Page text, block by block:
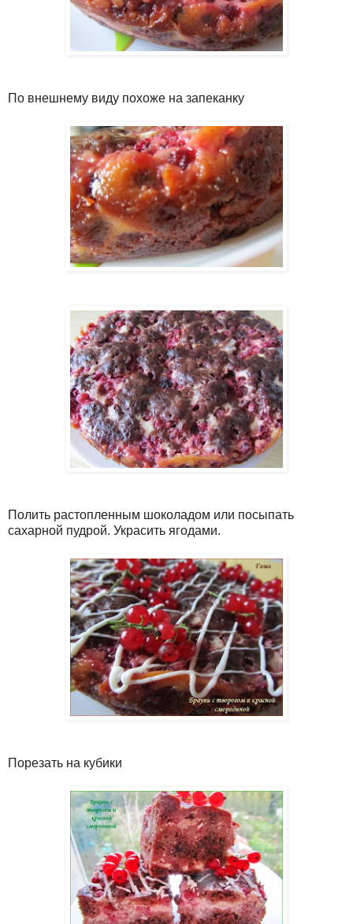
По внешнему виду похоже на запеканку
Полить растопленным шоколадом или посыпать
сахарной пудрой. Украсить ягодами.
Порезать на кубики